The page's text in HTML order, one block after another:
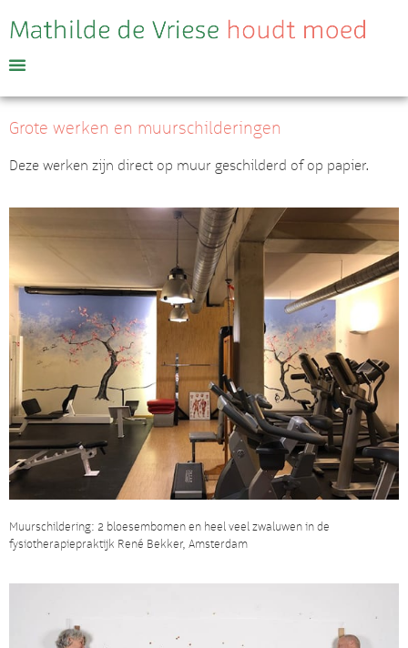
Grote werken en muurschilderingen
Deze werken zijn direct op muur geschilderd of op papier.
Muurschildering: 2 bloesembomen en heel veel zwaluwen in de
fysiotherapiepraktijk René Bekker, Amsterdam